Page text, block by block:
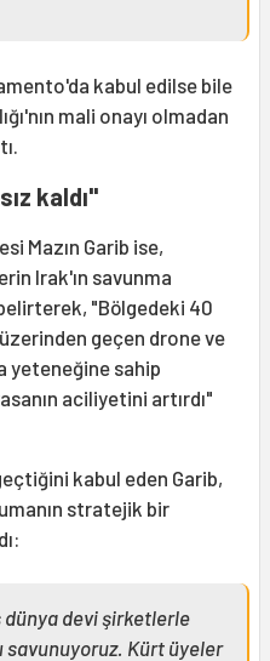
kabul edilse bile
mali onayı olmadan
kaldı"
Mazın Garib ise,
Irak'ın savunma
"Bölgedeki 40
geçen drone ve
yeteneğine sahip
aciliyetini artırdı"
kabul eden Garib,
stratejik bir
dünya devi şirketlerle
savunuyoruz. Kürt üyeler